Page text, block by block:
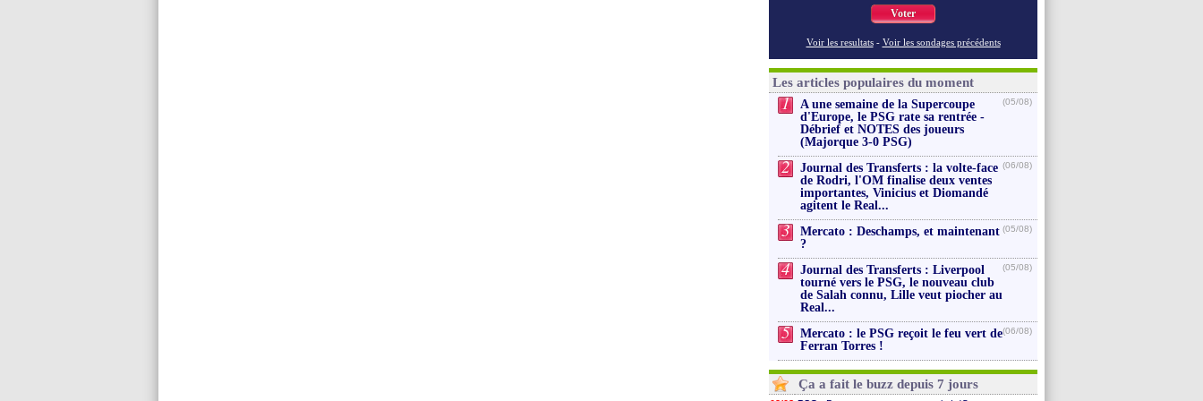
Voter
Voir les resultats - Voir les sondages précédents
Les articles populaires du moment
1
A une semaine de la Supercoupe
d'Europe, le PSG rate sa rentrée -
Débrief et NOTES des joueurs
(Majorque 3-0 PSG)
(05/08)
2
Journal des Transferts : la volte-face
de Rodri, l'OM finalise deux ventes
importantes, Vinicius et Diomandé
agitent le Real...
(06/08)
3
Mercato : Deschamps, et maintenant
?
(05/08)
4
Journal des Transferts : Liverpool
tourné vers le PSG, le nouveau club
de Salah connu, Lille veut piocher au
Real...
(05/08)
5
Mercato : le PSG reçoit le feu vert de
Ferran Torres !
(06/08)
Ça a fait le buzz depuis 7 jours